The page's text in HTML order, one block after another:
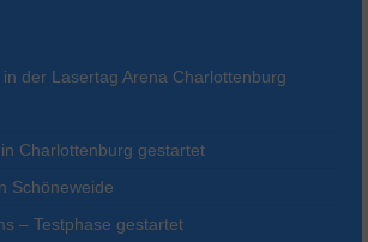
der Lasertag Arena Charlottenburg
Charlottenburg gestartet
Schöneweide
– Testphase gestartet